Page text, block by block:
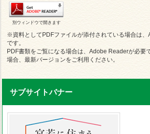
別ウィンドウで開きます
※資料としてPDFファイルが添付されている場合は
です。
PDF書類をご覧になる場合は、Adobe Readerが必要
場合、最新バージョンをご利用ください。
サブサイトバナー